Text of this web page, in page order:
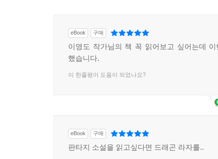
eBook 구매
이영도 작가님의 책 꼭 읽어보고 싶어는데
했습니다.
이 한줄평이 도움이 되었나요?
eBook 구매
판타지 소설을 읽고싶다면 드래곤 라자를..